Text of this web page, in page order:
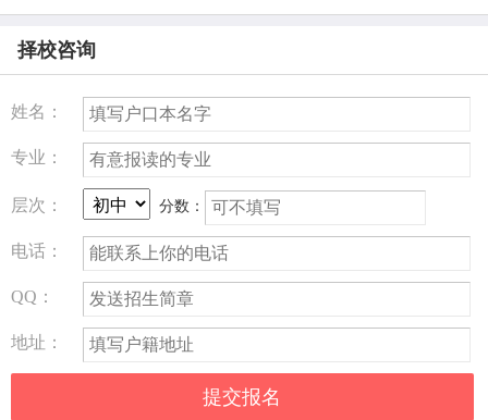
录取统一平台填报志愿的考生，招生院校不予录取。所以，
考生网上报名即可，不需要到校现场报名，但考生可以到我
校咨询报名有关事宜（应遵从学校防疫管理规定）。同时，
为方便考生，家中没有电脑的可以借用我校电脑填报志愿
（须由考生本人亲自填报）。
临沂卫生学校师资力量
现有在校班级88个，在校生5200余名。在职教职工204名，
教师135名。其中研究生以上学历17名。高级职称85名，中
级职称46名。学校有8人任省校际学科主任、副主任，有
省、市级学会委员78名。
择校咨询
姓名：
专业：
层次： 分数：
电话：
QQ：
地址：
提交报名